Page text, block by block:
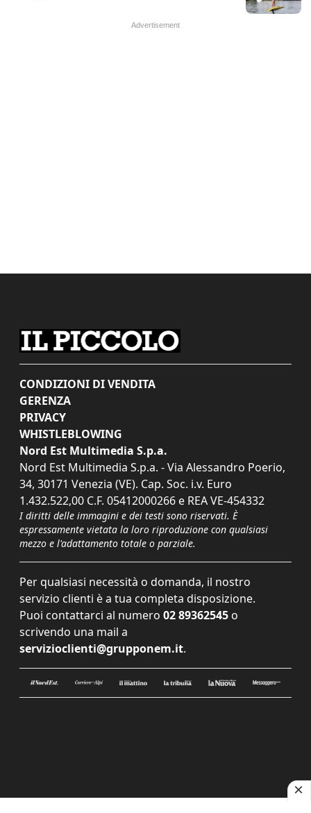
CONDIZIONI DI VENDITA
GERENZA
PRIVACY
WHISTLEBLOWING
Nord Est Multimedia S.p.a.
Nord Est Multimedia S.p.a. - Via Alessandro Poerio,
34, 30171 Venezia (VE). Cap. Soc. i.v. Euro
1.432.522,00 C.F. 05412000266 e REA VE-454332
I diritti delle immagini e dei testi sono riservati. È
espressamente vietata la loro riproduzione con qualsiasi
mezzo e l'adattamento totale o parziale.
Per qualsiasi necessità o domanda, il nostro
servizio clienti è a tua completa disposizione.
Puoi contattarci al numero 02 89362545 o
scrivendo una mail a
servizioclienti@grupponem.it.